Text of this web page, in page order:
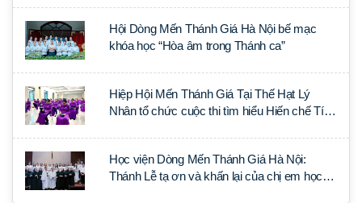
Hội Dòng Mến Thánh Giá Hà Nội bế mạc
khóa học “Hòa âm trong Thánh ca”
Hiệp Hội Mến Thánh Giá Tại Thế Hạt Lý
Nhân tổ chức cuộc thi tìm hiểu Hiến chế Tín
Học viện Dòng Mến Thánh Giá Hà Nội:
Thánh Lễ tạ ơn và khấn lại của chị em học